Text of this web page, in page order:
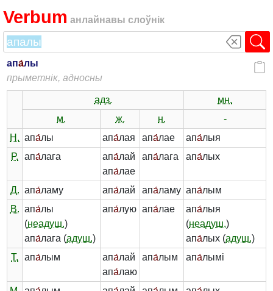
Verbum анлайнавы слоўнік
апа́лы
прыметнік, адносны
адз.
мн.
м.
ж. н.
-
Н. апа́лы апа́лая апа́лае апа́лыя
Р.
апа́лага апа́лай
апа́лае
апа́лага апа́лых
Д. апа́ламу апа́лай апа́ламу апа́лым
В. апа́лы
(неадуш.)
апа́лага (адуш.)
апа́лую апа́лае апа́лыя
(неадуш.)
апа́лых (адуш.)
Т.
апа́лым апа́лай
апа́лаю
апа́лым апа́лымі